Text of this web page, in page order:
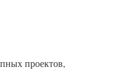
проектов,